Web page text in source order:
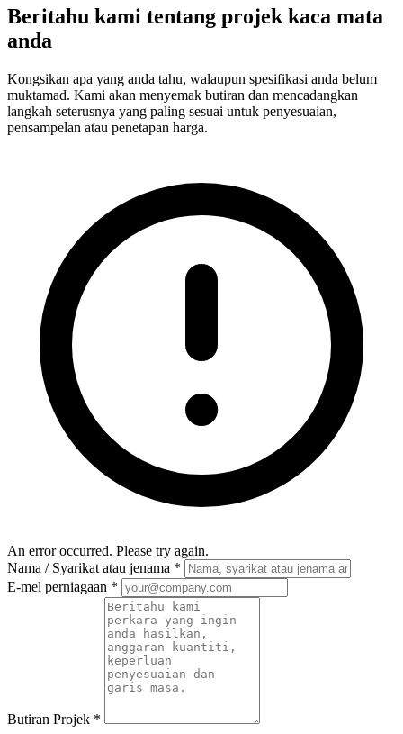
Beritahu kami tentang projek kaca mata
anda
Kongsikan apa yang anda tahu, walaupun spesifikasi anda belum
muktamad. Kami akan menyemak butiran dan mencadangkan
langkah seterusnya yang paling sesuai untuk penyesuaian,
pensampelan atau penetapan harga.
An error occurred. Please try again.
Nama / Syarikat atau jenama *
E-mel perniagaan *
Butiran Projek *